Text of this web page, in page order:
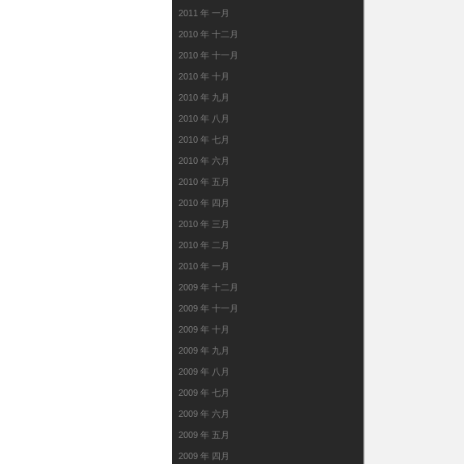
2011 年 一月
2010 年 十二月
2010 年 十一月
2010 年 十月
2010 年 九月
2010 年 八月
2010 年 七月
2010 年 六月
2010 年 五月
2010 年 四月
2010 年 三月
2010 年 二月
2010 年 一月
2009 年 十二月
2009 年 十一月
2009 年 十月
2009 年 九月
2009 年 八月
2009 年 七月
2009 年 六月
2009 年 五月
2009 年 四月